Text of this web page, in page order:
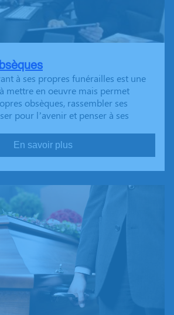
à ses propres funérailles est une
mettre en oeuvre mais permet
obsèques, rassembler ses
pour l’avenir et penser à ses
En savoir plus